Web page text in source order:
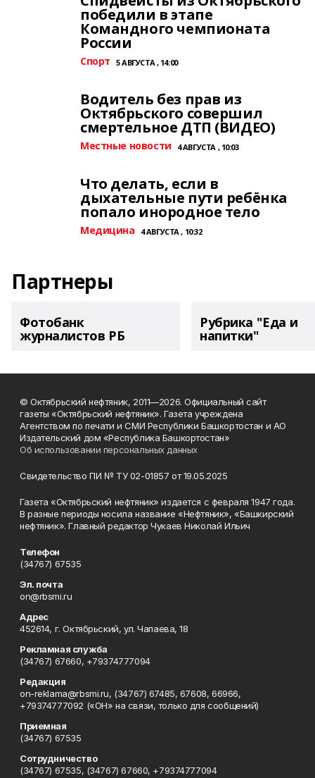
победили в этапе
Командного чемпионата
России
Спорт 5 АВГУСТА , 14:00
Водитель без прав из
Октябрьского совершил
смертельное ДТП (ВИДЕО)
Местные новости 4 АВГУСТА , 10:03
Что делать, если в
дыхательные пути ребёнка
попало инородное тело
Медицина 4 АВГУСТА , 10:32
Партнеры
Фотобанк
журналистов РБ
Рубрика "Еда и
напитки"
© Октябрьский нефтяник, 2011—2026. Официальный сайт
газеты «Октябрьский нефтяник». Газета учреждена
Агентством по печати и СМИ Республики Башкортостан и АО
Издательский дом «Республика Башкортостан»
Об использовании персональных данных
Свидетельство ПИ № ТУ 02-01857 от 19.05.2025
Газета «Октябрьский нефтяник» издается с февраля 1947 года.
В разные периоды носила название «Нефтяник», «Башкирский
нефтяник». Главный редактор Чукаев Николай Ильич
Телефон
(34767) 67535
Эл. почта
on@rbsmi.ru
Адрес
452614, г. Октябрьский, ул. Чапаева, 18
Рекламная служба
(34767) 67660, +79374777094
Редакция
on-reklama@rbsmi.ru, (34767) 67485, 67608, 66966,
+79374777092 («ОН» на связи, только для сообщений)
Приемная
(34767) 67535
Сотрудничество
(34767) 67535, (34767) 67660, +79374777094